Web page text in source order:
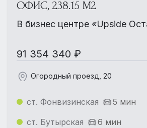
ОФИС, 238.15 М2
В бизнес центре «Upside
91 354 340 ₽
Огородный проезд, 20
ст. Фонвизинская
5 мин
ст. Бутырская
6 мин